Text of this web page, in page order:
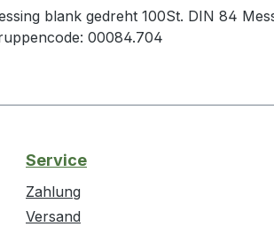
blank gedreht 100St. DIN 84
00084.704
Service
Zahlung
Versand